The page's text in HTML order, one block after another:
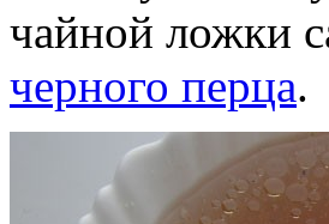
чайной ложки
черного перца.